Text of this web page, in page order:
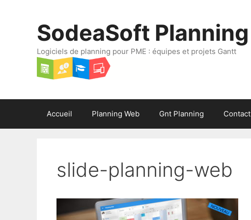
SodeaSoft Planning
Logiciels de planning pour PME : équipes et projets Gantt
Accueil Planning Web Gnt Planning Contact
slide-planning-web